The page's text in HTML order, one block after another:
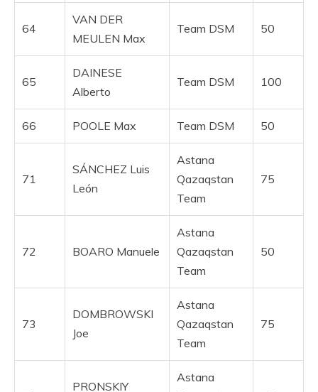
64
VAN DER
MEULEN Max
Team DSM 50
65
DAINESE
Alberto
Team DSM 100
66 POOLE Max Team DSM 50
71
SÁNCHEZ Luis
León
Astana
Qazaqstan
Team
75
72 BOARO Manuele
Astana
Qazaqstan
Team
50
73
DOMBROWSKI
Joe
Astana
Qazaqstan
Team
75
PRONSKIY
Astana